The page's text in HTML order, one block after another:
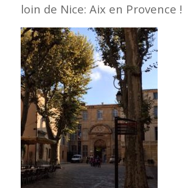
loin de Nice: Aix en Provence !